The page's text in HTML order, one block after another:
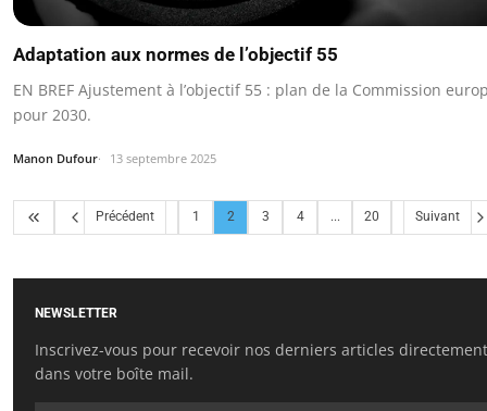
Adaptation aux normes de l’objectif 55
EN BREF Ajustement à l’objectif 55 : plan de la Commission
pour 2030.
Manon Dufour 13 septembre 2025
Précédent 1 2 3 4 ... 20 Suivant
NEWSLETTER
Inscrivez-vous pour recevoir nos derniers articles directement
dans votre boîte mail.